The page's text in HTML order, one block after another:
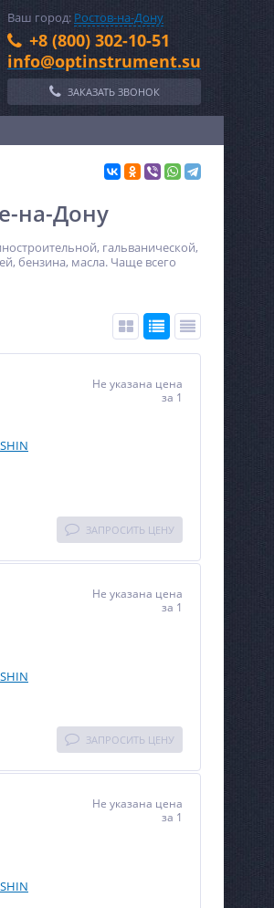
Ваш город: Ростов-на-Дону
+8 (800) 302-10-51
info@optinstrument.su
ЗАКАЗАТЬ ЗВОНОК
на-Дону
гальванической,
бензина, масла. Чаще всего
Не указана цена
за 1
ЗАПРОСИТЬ ЦЕНУ
Не указана цена
за 1
ЗАПРОСИТЬ ЦЕНУ
Не указана цена
за 1